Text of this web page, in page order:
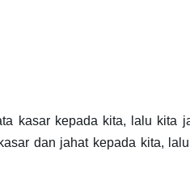
kasar kepada kita, lalu kita
dan jahat kepada kita,